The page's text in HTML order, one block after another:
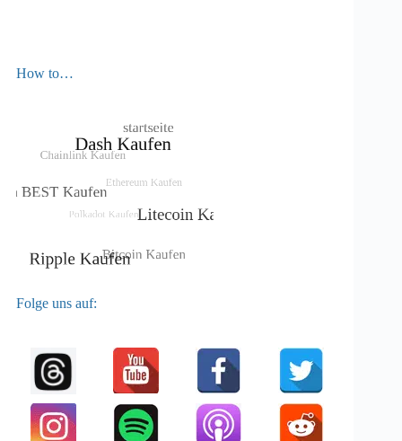
How to…
Folge uns auf: